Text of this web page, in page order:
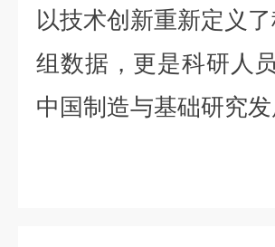
以技术创新重新定义
组数据，更是科研人
中国制造与基础研究